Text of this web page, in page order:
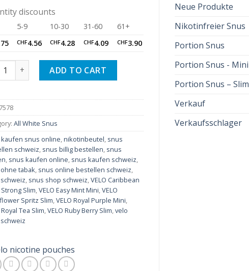
discounts
5-9 10-30 31-60 61+
CHF4.56 CHF4.28 CHF4.09 CHF3.90
Ruby Berry Slim quantity
ADD TO CART
7578
All White Snus
kaufen snus online nikotinbeutel snus
schweiz snus billig bestellen snus
snus kaufen online snus kaufen schweiz
tabak snus online bestellen schweiz
snus shop schweiz VELO Caribbean
Slim VELO Easy Mint Mini VELO
Spritz Slim VELO Royal Purple Mini
Royal Tea Slim VELO Ruby Berry Slim velo
Neue Produkte
Nikotinfreier Snus
Portion Snus
Portion Snus - Mini
Portion Snus – Slim
Verkauf
Verkaufsschlager